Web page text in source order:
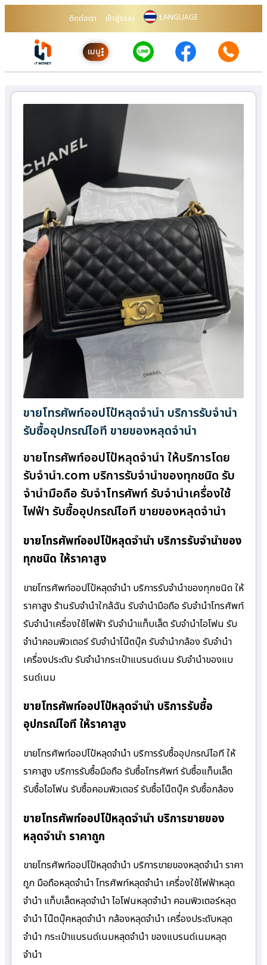
ติดต่อเรา เข้าสู่ระบบ LANGUAGE
เมนู
ขายโทรศัพท์ออปโป้หลุดจำนำ บริการรับจำนำ
รับซื้ออุปกรณ์ไอที ขายของหลุดจำนำ
ขายโทรศัพท์ออปโป้หลุดจำนำ ให้บริการโดย
รับจํานํา.com บริการรับจำนำของทุกชนิด รับ
จำนำมือถือ รับจำโทรศัพท์ รับจำนำเครื่องใช้
ไฟฟ้า รับซื้ออุปกรณ์ไอที ขายของหลุดจำนำ
ขายโทรศัพท์ออปโป้หลุดจำนำ บริการรับจำนำของ
ทุกชนิด ให้ราคาสูง
ขายโทรศัพท์ออปโป้หลุดจำนำ บริการรับจำนำของทุกชนิด ให้
ราคาสูง ร้านรับจํานําใกล้ฉัน รับจำนำมือถือ รับจำนำโทรศัพท์
รับจำนำเครื่องใช้ไฟฟ้า รับจำนำแท็บเล็ต รับจำนำไอโฟน รับ
จำนำคอมพิวเตอร์ รับจำนำโน๊ตบุ๊ค รับจำนำกล้อง รับจำนำ
เครื่องประดับ รับจำนำกระเป๋าแบรนด์เนม รับจำนำของแบ
รนด์เนม
ขายโทรศัพท์ออปโป้หลุดจำนำ บริการรับซื้อ
อุปกรณ์ไอที ให้ราคาสูง
ขายโทรศัพท์ออปโป้หลุดจำนำ บริการรับซื้ออุปกรณ์ไอที ให้
ราคาสูง บริการรับซื้อมือถือ รับซื้อโทรศัพท์ รับซื้อแท็บเล็ต
รับซื้อไอโฟน รับซื้อคอมพิวเตอร์ รับซื้อโน๊ตบุ๊ค รับซื้อกล้อง
ขายโทรศัพท์ออปโป้หลุดจำนำ บริการขายของ
หลุดจำนำ ราคาถูก
ขายโทรศัพท์ออปโป้หลุดจำนำ บริการขายของหลุดจำนำ ราคา
ถูก มือถือหลุดจำนำ โทรศัพท์หลุดจำนำ เครื่องใช้ไฟฟ้าหลุด
จำนำ แท็บเล็ตหลุดจำนำ ไอโฟนหลุดจำนำ คอมพิวเตอร์หลุด
จำนำ โน๊ตบุ๊คหลุดจำนำ กล้องหลุดจำนำ เครื่องประดับหลุด
จำนำ กระเป๋าแบรนด์เนมหลุดจำนำ ของแบรนด์เนมหลุด
จำนำ